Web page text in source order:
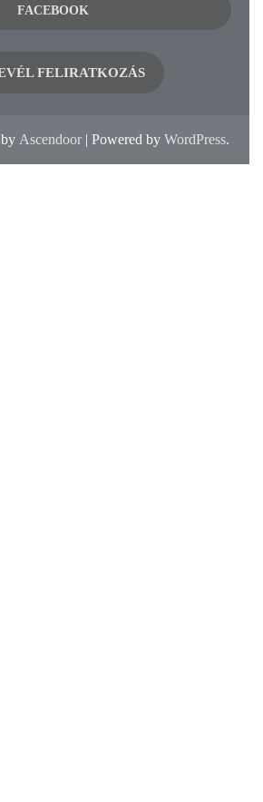
FACEBOOK
FELIRATKOZÁS
Ascendoor | Powered by WordPress.